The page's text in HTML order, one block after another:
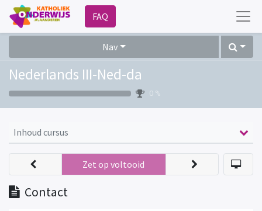
FAQ
Nav
Nederlands III-Ned-da
0 %
Inhoud cursus
Contact
Zet op voltooid